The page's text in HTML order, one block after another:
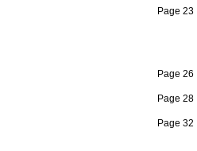
Page 23
Page 26
Page 28
Page 32